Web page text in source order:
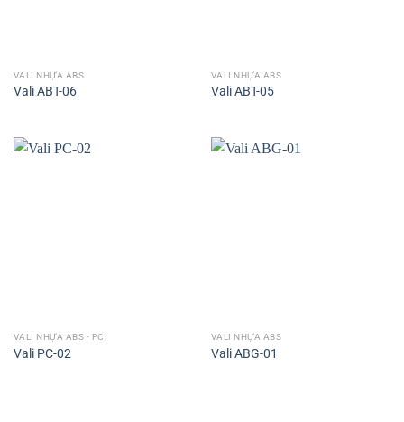
VALI NHỰA ABS
Vali ABT-06
VALI NHỰA ABS
Vali ABT-05
VALI NHỰA ABS - PC
Vali PC-02
VALI NHỰA ABS
Vali ABG-01